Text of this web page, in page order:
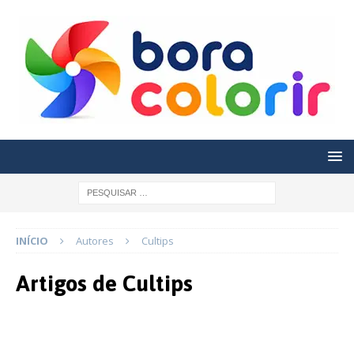
INÍCIO Autores Cultips
Artigos de Cultips